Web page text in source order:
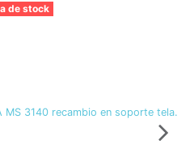
de stock
MS 3140 recambio en soporte tela.